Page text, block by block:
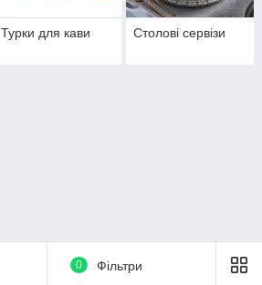
Турки для кави Столові сервізи
0 Фільтри